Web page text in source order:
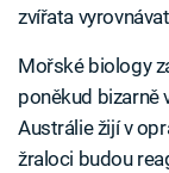
zvířata
Mořské biology
poněkud bizarně
Austrálie žijí v
žraloci budou